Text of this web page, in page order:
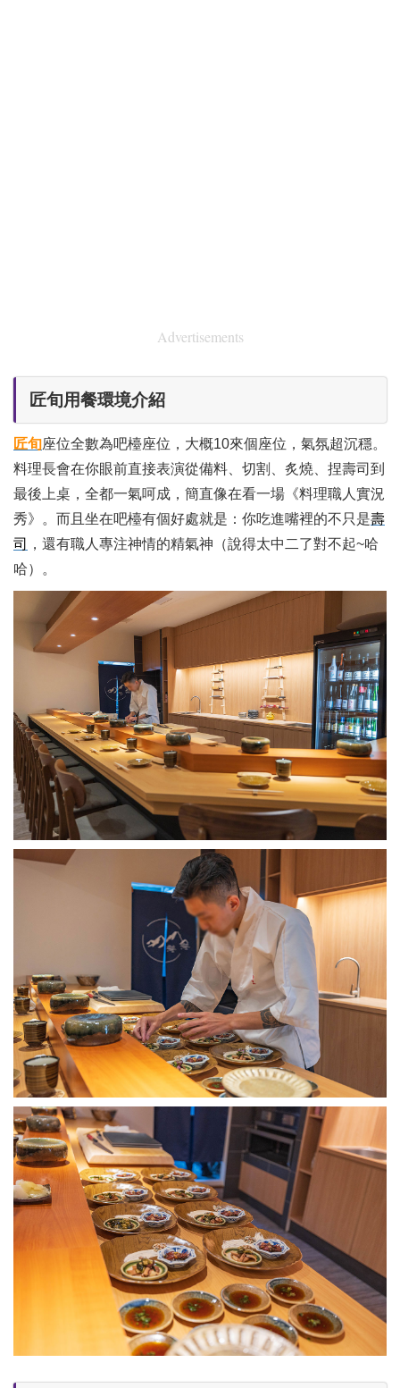
Advertisements
匠旬用餐環境介紹
匠旬座位全數為吧檯座位，大概10來個座位，氣氛超沉穩。
料理長會在你眼前直接表演從備料、切割、炙燒、捏壽司到
最後上桌，全都一氣呵成，簡直像在看一場《料理職人實況
秀》。而且坐在吧檯有個好處就是：你吃進嘴裡的不只是壽
司
，還有職人專注神情的精氣神（說得太中二了對不起~哈
哈）。